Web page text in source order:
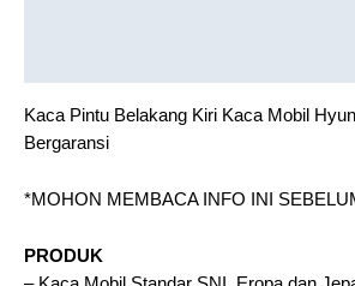
Kaca Pintu Belakang Kiri Kaca Mobil
Bergaransi
*MOHON MEMBACA INFO INI
PRODUK